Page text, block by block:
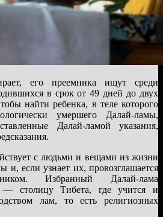
его преемника ищут среди
в срок от 49 дней до двух
найти ребенка, в теле которого
умершего Далай-ламы,
Далай-ламой указания,
с людьми и вещами из жизни
и, если узнает их, провозглашается
Избранный Далай-лама
— столицу Тибета, где учится и
лам, то есть религиозных